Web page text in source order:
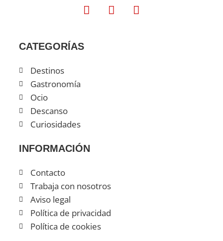
CATEGORÍAS
Destinos
Gastronomía
Ocio
Descanso
Curiosidades
INFORMACIÓN
Contacto
Trabaja con nosotros
Aviso legal
Política de privacidad
Política de cookies